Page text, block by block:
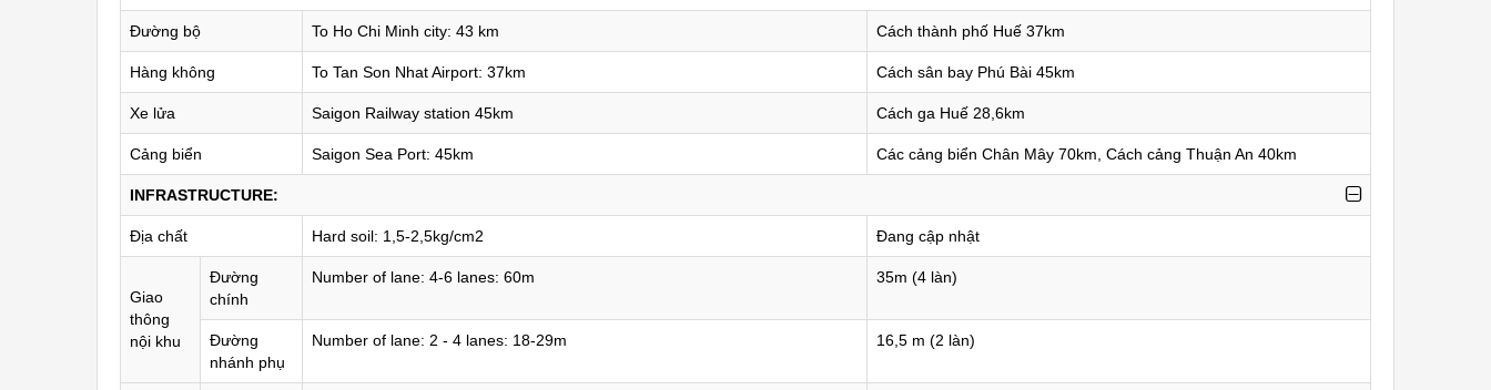
Đường bộ To Ho Chi Minh city: 43 km Cách thành phố Huế 37km
Hàng không To Tan Son Nhat Airport: 37km Cách sân bay Phú Bài 45km
Xe lửa Saigon Railway station 45km Cách ga Huế 28,6km
Cảng biển Saigon Sea Port: 45km Các cảng biển Chân Mây 70km, Cách cảng Thuận An 40km
INFRASTRUCTURE:
Địa chất Hard soil: 1,5-2,5kg/cm2 Đang cập nhật
Giao
thông
nội khu
Đường
chính
Number of lane: 4-6 lanes: 60m 35m (4 làn)
Đường
nhánh phụ
Number of lane: 2 - 4 lanes: 18-29m 16,5 m (2 làn)